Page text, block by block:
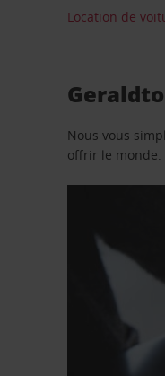
Location de
Nous vous
offrir le monde.